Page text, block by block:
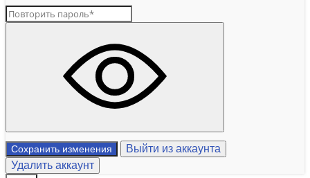
Сохранить изменения
Выйти из аккаунта
Удалить аккаунт